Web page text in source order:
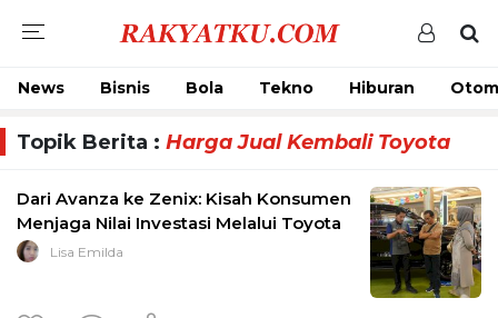
News Bisnis Bola Tekno Hiburan
Topik Berita : Harga Jual Kembali Toyota
Dari Avanza ke Zenix: Kisah Konsumen
Menjaga Nilai Investasi Melalui Toyota
Lisa Emilda